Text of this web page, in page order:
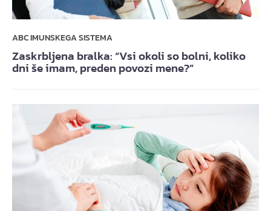
ABC IMUNSKEGA SISTEMA
Zaskrbljena bralka: “Vsi okoli so bolni, koliko
dni še imam, preden povozi mene?”